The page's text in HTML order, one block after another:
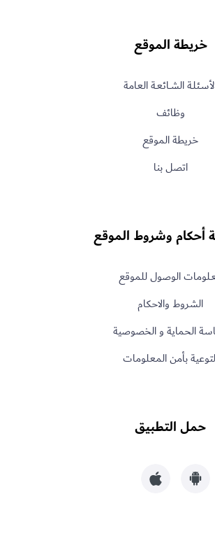
خريطة الموقع
الشــائعـة العامة
وظائف
خريطة الموقع
اتصل بنا
أحكام وشروط الموقع
الوصول للموقع
الشروط والاحكام
الحماية و الخصوصية
بأمن المعلومات
حمل التطبيق